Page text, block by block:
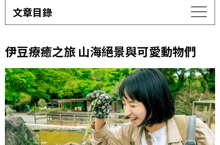
文章目錄
伊豆療癒之旅 山海絕景與可愛動物們